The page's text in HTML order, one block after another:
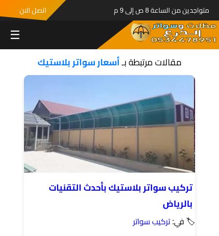
متواجدين من الساعة 8 ص إلى 9 م اتصل الان
☰
مقالات مرتبطة بـأسعار سواتر بلاستيك
تركيب سواتر بلاستيك بأحدث التقنيات
بالرياض
🏷 في:تركيب سواتر